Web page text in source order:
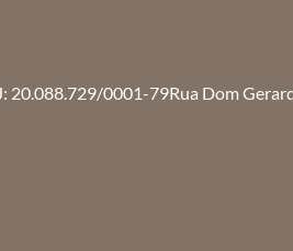
20.088.729/0001-79Rua Dom